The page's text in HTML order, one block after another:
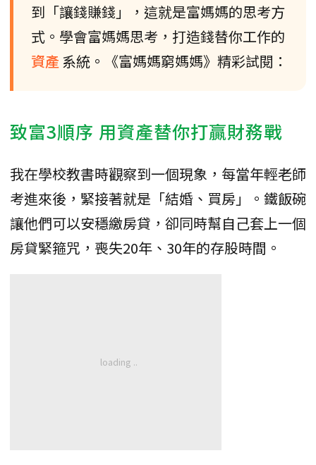
到「讓錢賺錢」，這就是富媽媽的思考方
式。學會富媽媽思考，打造錢替你工作的
資產 系統。《富媽媽窮媽媽》精彩試閱：
致富3順序 用資產替你打贏財務戰
我在學校教書時觀察到一個現象，每當年輕老師
考進來後，緊接著就是「結婚、買房」。鐵飯碗
讓他們可以安穩繳房貸，卻同時幫自己套上一個
房貸緊箍咒，喪失20年、30年的存股時間。